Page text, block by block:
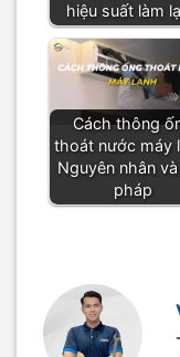
hiệu suất làm
Cách thông
thoát nước máy
Nguyên nhân
pháp